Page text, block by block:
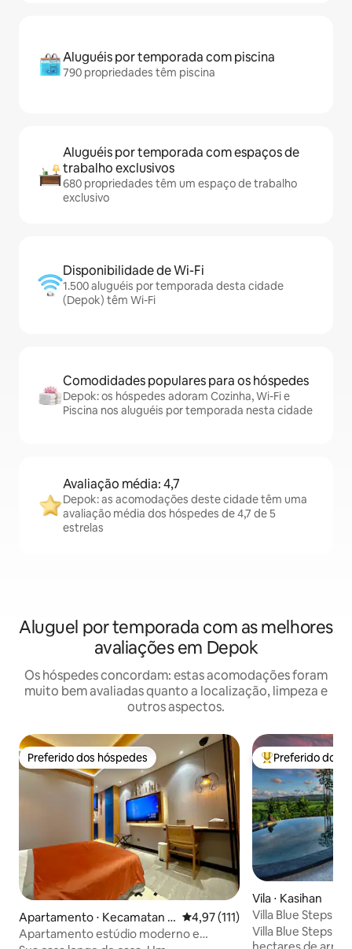
Aluguéis por temporada com piscina
790 propriedades têm piscina
Aluguéis por temporada com espaços de
trabalho exclusivos
680 propriedades têm um espaço de trabalho
exclusivo
Disponibilidade de Wi-Fi
1.500 aluguéis por temporada desta cidade
(Depok) têm Wi-Fi
Comodidades populares para os hóspedes
Depok: os hóspedes adoram Cozinha, Wi-Fi e
Piscina nos aluguéis por temporada nesta cidade
Avaliação média: 4,7
Depok: as acomodações deste cidade têm uma
avaliação média dos hóspedes de 4,7 de 5
estrelas
Aluguel por temporada com as melhores
avaliações em Depok
Os hóspedes concordam: estas acomodações foram
muito bem avaliadas quanto a localização, limpeza e
outros aspectos.
Preferido dos hóspedes
Preferido dos hóspedes
Apartamento ⋅ Kecamatan N
gaglik
4,97 de uma avaliação média
4,97 (111)
Apartamento estúdio moderno e
Entre os
Preferido dos
Vila ⋅ Kasihan
Villa Blue Steps,
deslumbrante
Villa Blue Steps,